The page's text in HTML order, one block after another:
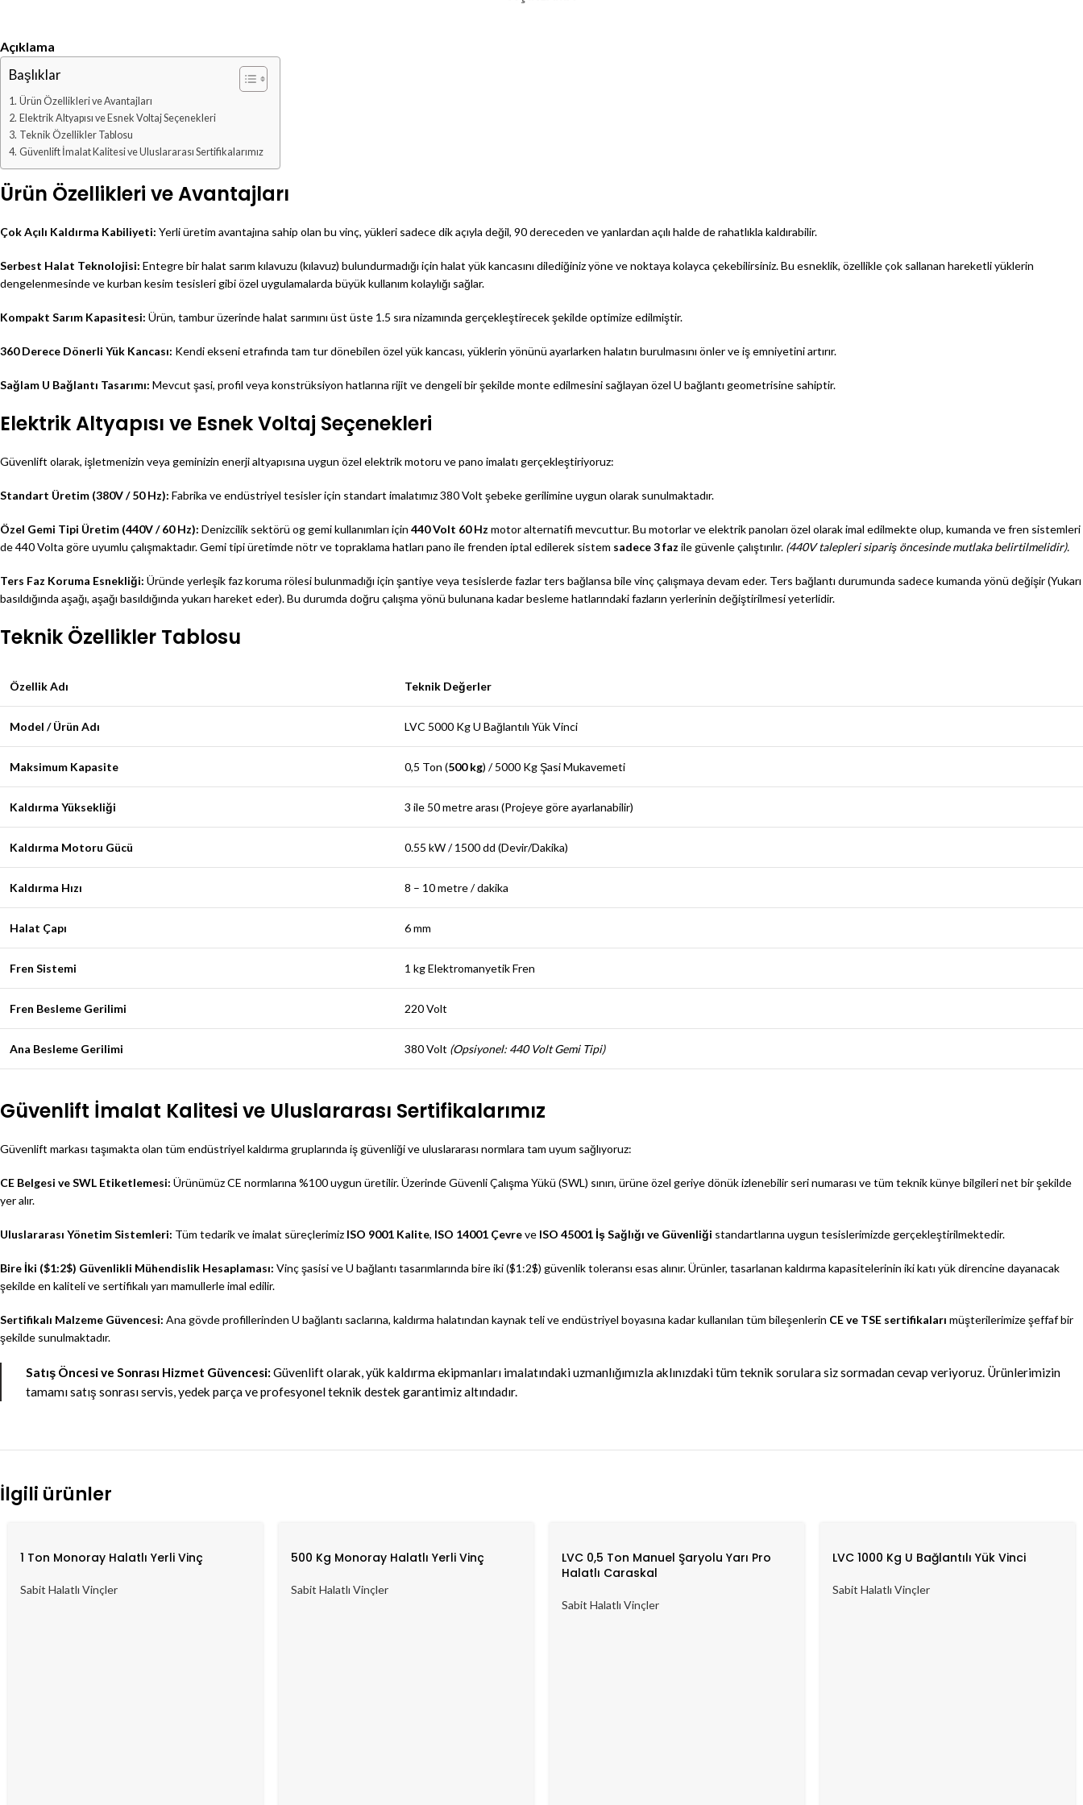
Açıklama
Başlıklar
Ürün Özellikleri ve Avantajları
Elektrik Altyapısı ve Esnek Voltaj Seçenekleri
Teknik Özellikler Tablosu
Güvenlift İmalat Kalitesi ve Uluslararası Sertifikalarımız
Ürün Özellikleri ve Avantajları
Çok Açılı Kaldırma Kabiliyeti: Yerli üretim avantajına sahip olan bu vinç, yükleri sadece dik açıyla değil, 90 dereceden ve yanlardan açılı halde de rahatlıkla kaldırabilir.
Serbest Halat Teknolojisi: Entegre bir halat sarım kılavuzu (kılavuz) bulundurmadığı için halat yük kancasını dilediğiniz yöne ve noktaya kolayca çekebilirsiniz. Bu esneklik, özellikle çok sallanan hareketli yüklerin
dengelenmesinde ve kurban kesim tesisleri gibi özel uygulamalarda büyük kullanım kolaylığı sağlar.
Kompakt Sarım Kapasitesi: Ürün, tambur üzerinde halat sarımını üst üste 1.5 sıra nizamında gerçekleştirecek şekilde optimize edilmiştir.
360 Derece Dönerli Yük Kancası: Kendi ekseni etrafında tam tur dönebilen özel yük kancası, yüklerin yönünü ayarlarken halatın burulmasını önler ve iş emniyetini artırır.
Sağlam U Bağlantı Tasarımı: Mevcut şasi, profil veya konstrüksiyon hatlarına rijit ve dengeli bir şekilde monte edilmesini sağlayan özel U bağlantı geometrisine sahiptir.
Elektrik Altyapısı ve Esnek Voltaj Seçenekleri
Güvenlift olarak, işletmenizin veya geminizin enerji altyapısına uygun özel elektrik motoru ve pano imalatı gerçekleştiriyoruz:
Standart Üretim (380V / 50 Hz): Fabrika ve endüstriyel tesisler için standart imalatımız 380 Volt şebeke gerilimine uygun olarak sunulmaktadır.
Özel Gemi Tipi Üretim (440V / 60 Hz): Denizcilik sektörü og gemi kullanımları için 440 Volt 60 Hz motor alternatifi mevcuttur. Bu motorlar ve elektrik panoları özel olarak imal edilmekte olup, kumanda ve fren sistemleri
de 440 Volta göre uyumlu çalışmaktadır. Gemi tipi üretimde nötr ve topraklama hatları pano ile frenden iptal edilerek sistem sadece 3 faz ile güvenle çalıştırılır. (440V talepleri sipariş öncesinde mutlaka belirtilmelidir).
Ters Faz Koruma Esnekliği: Üründe yerleşik faz koruma rölesi bulunmadığı için şantiye veya tesislerde fazlar ters bağlansa bile vinç çalışmaya devam eder. Ters bağlantı durumunda sadece kumanda yönü değişir (Yukarı
basıldığında aşağı, aşağı basıldığında yukarı hareket eder). Bu durumda doğru çalışma yönü bulunana kadar besleme hatlarındaki fazların yerlerinin değiştirilmesi yeterlidir.
Teknik Özellikler Tablosu
Özellik Adı Teknik Değerler
Model / Ürün Adı LVC 5000 Kg U Bağlantılı Yük Vinci
Maksimum Kapasite 0,5 Ton (500 kg) / 5000 Kg Şasi Mukavemeti
Kaldırma Yüksekliği 3 ile 50 metre arası (Projeye göre ayarlanabilir)
Kaldırma Motoru Gücü 0.55 kW / 1500 dd (Devir/Dakika)
Kaldırma Hızı 8 – 10 metre / dakika
Halat Çapı 6 mm
Fren Sistemi 1 kg Elektromanyetik Fren
Fren Besleme Gerilimi 220 Volt
Ana Besleme Gerilimi 380 Volt (Opsiyonel: 440 Volt Gemi Tipi)
Güvenlift İmalat Kalitesi ve Uluslararası Sertifikalarımız
Güvenlift markası taşımakta olan tüm endüstriyel kaldırma gruplarında iş güvenliği ve uluslararası normlara tam uyum sağlıyoruz:
CE Belgesi ve SWL Etiketlemesi: Ürünümüz CE normlarına %100 uygun üretilir. Üzerinde Güvenli Çalışma Yükü (SWL) sınırı, ürüne özel geriye dönük izlenebilir seri numarası ve tüm teknik künye bilgileri net bir şekilde
yer alır.
Uluslararası Yönetim Sistemleri: Tüm tedarik ve imalat süreçlerimiz ISO 9001 Kalite, ISO 14001 Çevreve ISO 45001 İş Sağlığı ve Güvenliği standartlarına uygun tesislerimizde gerçekleştirilmektedir.
Bire İki ($1:2$) Güvenlikli Mühendislik Hesaplaması: Vinç şasisi ve U bağlantı tasarımlarında bire iki ($1:2$) güvenlik toleransı esas alınır. Ürünler, tasarlanan kaldırma kapasitelerinin iki katı yük direncine dayanacak
şekilde en kaliteli ve sertifikalı yarı mamullerle imal edilir.
Sertifikalı Malzeme Güvencesi: Ana gövde profillerinden U bağlantı saclarına, kaldırma halatından kaynak teli ve endüstriyel boyasına kadar kullanılan tüm bileşenlerin CE ve TSE sertifikaları müşterilerimize şeffaf bir
şekilde sunulmaktadır.
Satış Öncesi ve Sonrası Hizmet Güvencesi: Güvenlift olarak, yük kaldırma ekipmanları imalatındaki uzmanlığımızla aklınızdaki tüm teknik sorulara siz sormadan cevap veriyoruz. Ürünlerimizin
tamamı satış sonrası servis, yedek parça ve profesyonel teknik destek garantimiz altındadır.
İlgili ürünler
1 Ton Monoray Halatlı Yerli Vinç
Sabit Halatlı Vinçler
500 Kg Monoray Halatlı Yerli Vinç
Sabit Halatlı Vinçler
LVC 0,5 Ton Manuel Şaryolu Yarı Pro
Halatlı Caraskal
Sabit Halatlı Vinçler
LVC 1000 Kg U Bağlantılı Yük Vinci
Sabit Halatlı Vinçler